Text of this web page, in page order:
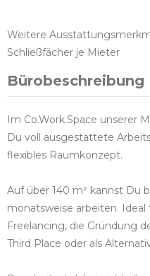
Weitere
Schließfächer je Mieter
Bürobeschreibung
Im Co.Work.Space unserer
Du voll ausgestattete
flexibles Raumkonzept.
Auf über 140 m² kannst Du
monatsweise arbeiten.
Freelancing, die Gründung
Third Place oder als